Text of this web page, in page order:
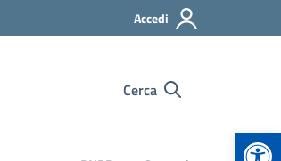
Accedi
Cerca